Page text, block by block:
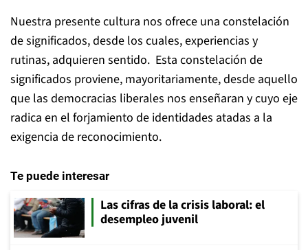
Nuestra presente cultura nos ofrece una constelación
de significados, desde los cuales, experiencias y
rutinas, adquieren sentido. Esta constelación de
significados proviene, mayoritariamente, desde aquello
que las democracias liberales nos enseñaran y cuyo eje
radica en el forjamiento de identidades atadas a la
exigencia de reconocimiento.
Te puede interesar
Las cifras de la crisis laboral: el
desempleo juvenil